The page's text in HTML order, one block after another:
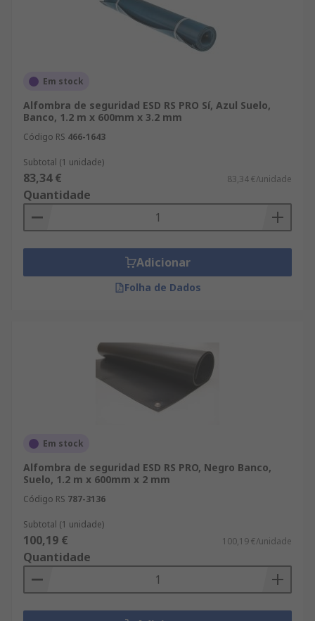
Em stock
Alfombra de seguridad ESD RS PRO Sí, Azul Suelo,
Banco, 1.2 m x 600mm x 3.2 mm
Código RS 466-1643
Subtotal (1 unidade)
83,34 € 83,34 €/unidade
Quantidade
Adicionar
Folha de Dados
Em stock
Alfombra de seguridad ESD RS PRO, Negro Banco,
Suelo, 1.2 m x 600mm x 2 mm
Código RS 787-3136
Subtotal (1 unidade)
100,19 € 100,19 €/unidade
Quantidade